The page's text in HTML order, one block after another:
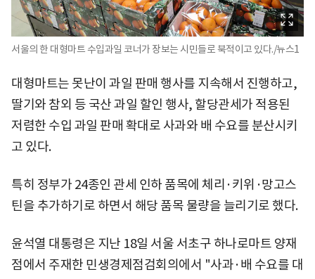
서울의 한 대형마트 수입과일 코너가 장보는 시민들로 북적이고 있다./뉴스1
대형마트는 못난이 과일 판매 행사를 지속해서 진행하고,
딸기와 참외 등 국산 과일 할인 행사, 할당관세가 적용된
저렴한 수입 과일 판매 확대로 사과와 배 수요를 분산시키
고 있다.
특히 정부가 24종인 관세 인하 품목에 체리·키위·망고스
틴을 추가하기로 하면서 해당 품목 물량을 늘리기로 했다.
윤석열 대통령은 지난 18일 서울 서초구 하나로마트 양재
점에서 주재한 민생경제점검회의에서 "사과·배 수요를 대